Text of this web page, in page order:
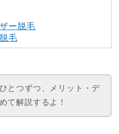
ー脱毛
毛
とつずつ、メリット・デ
て解説するよ！